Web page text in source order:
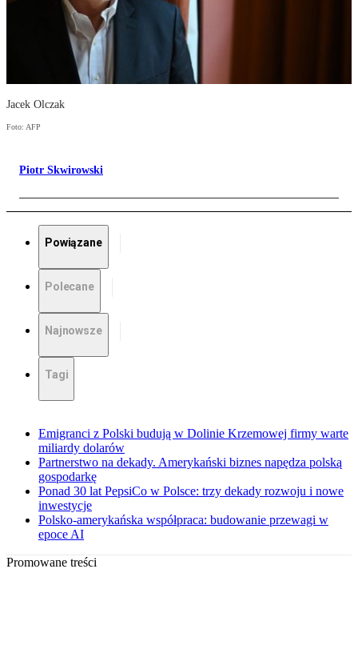
Jacek Olczak
Foto: AFP
Piotr Skwirowski
Powiązane
Polecane
Najnowsze
Tagi
Emigranci z Polski budują w Dolinie Krzemowej firmy warte
miliardy dolarów
Partnerstwo na dekady. Amerykański biznes napędza polską
gospodarkę
Ponad 30 lat PepsiCo w Polsce: trzy dekady rozwoju i nowe
inwestycje
Polsko-amerykańska współpraca: budowanie przewagi w
epoce AI
Promowane treści